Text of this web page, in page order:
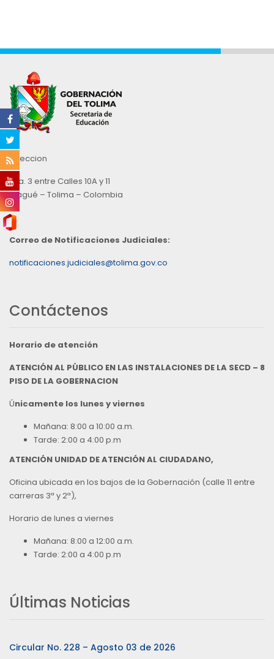
Direccion
Cra. 3 entre Calles 10A y 11
Ibagué – Tolima – Colombia
Correo de Notificaciones Judiciales:
notificaciones.judiciales@tolima.gov.co
Contáctenos
Horario de atención
ATENCIÓN AL PÚBLICO EN LAS INSTALACIONES DE LA SECD – 8
PISO DE LA GOBERNACION
Únicamente los lunes y viernes
Mañana: 8:00 a 10:00 a.m.
Tarde: 2:00 a 4:00 p.m
ATENCIÓN UNIDAD DE ATENCIÓN AL CIUDADANO,
Oficina ubicada en los bajos de la Gobernación (calle 11 entre
carreras 3ª y 2ª),
Horario de lunes a viernes
Mañana: 8:00 a 12:00 a.m.
Tarde: 2:00 a 4:00 p.m
Últimas Noticias
Circular No. 228 – Agosto 03 de 2026